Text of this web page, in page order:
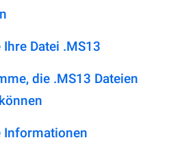
Datei .MS13
die .MS13 Dateien
Informationen